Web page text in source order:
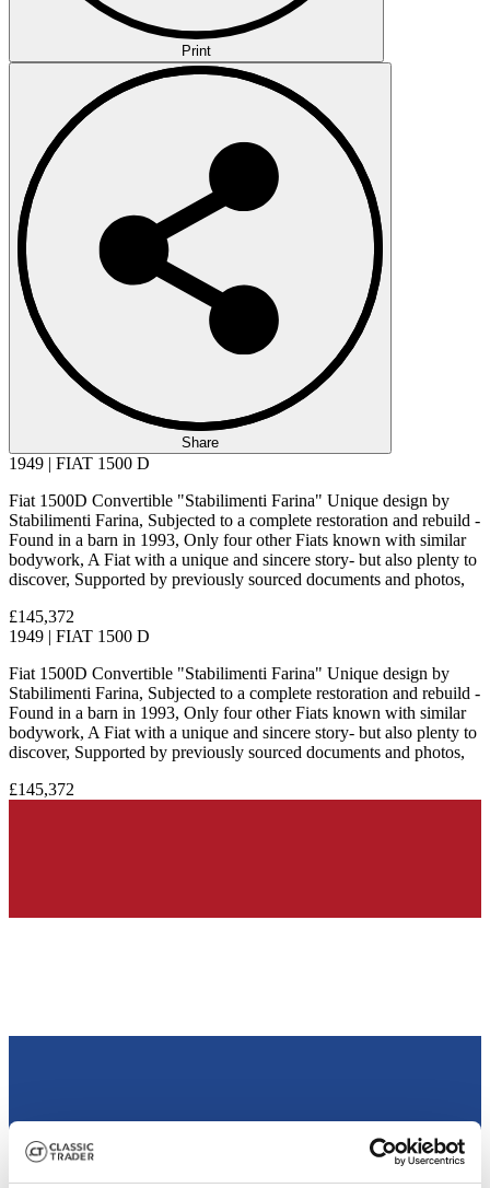
Print
Share
1949 | FIAT 1500 D
Fiat 1500D Convertible "Stabilimenti Farina" Unique design by
Stabilimenti Farina, Subjected to a complete restoration and rebuild -
Found in a barn in 1993, Only four other Fiats known with similar
bodywork, A Fiat with a unique and sincere story- but also plenty to
discover, Supported by previously sourced documents and photos,
£145,372
1949 | FIAT 1500 D
Fiat 1500D Convertible "Stabilimenti Farina" Unique design by
Stabilimenti Farina, Subjected to a complete restoration and rebuild -
Found in a barn in 1993, Only four other Fiats known with similar
bodywork, A Fiat with a unique and sincere story- but also plenty to
discover, Supported by previously sourced documents and photos,
£145,372
Dealer